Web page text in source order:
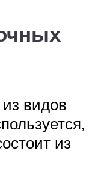
видов
из